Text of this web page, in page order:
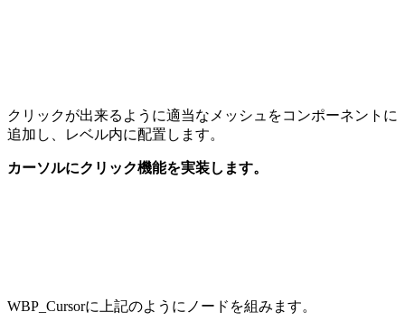
クリックが出来るように適当なメッシュをコンポーネントに
追加し、レベル内に配置します。
カーソルにクリック機能を実装します。
WBP_Cursorに上記のようにノードを組みます。